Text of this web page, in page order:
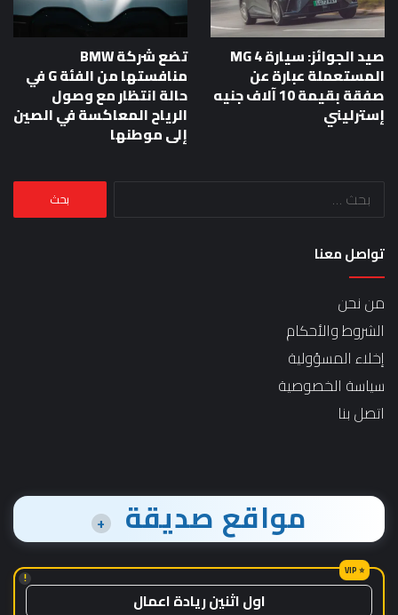
صيد الجوائز: سيارة MG 4
المستعملة عبارة عن
صفقة بقيمة 10 آلاف جنيه
إسترليني
تضع شركة BMW
منافستها من الفئة G في
حالة انتظار مع وصول
الرياح المعاكسة في الصين
إلى موطنها
البحث
تواصل معنا
من نحن
الشروط والأحكام
إخلاء المسؤولية
سياسة الخصوصية
اتصل بنا
مواقع صديقة +
!
اول اثنين ريادة اعمال